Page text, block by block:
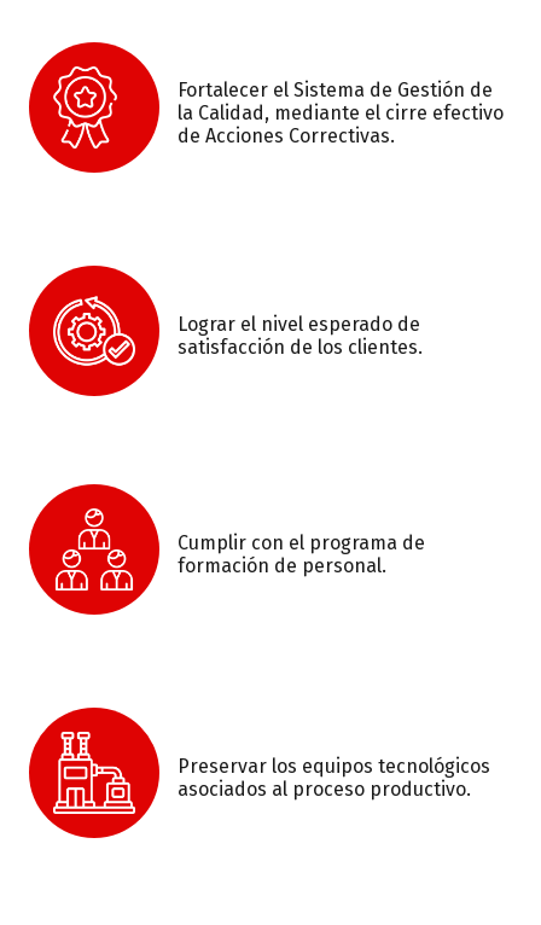
Fortalecer el Sistema de Gestión de
la Calidad, mediante el cirre efectivo
de Acciones Correctivas.
Lograr el nivel esperado de
satisfacción de los clientes.
Cumplir con el programa de
formación de personal.
Preservar los equipos tecnológicos
asociados al proceso productivo.